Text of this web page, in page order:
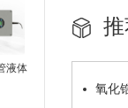
液体
氧化